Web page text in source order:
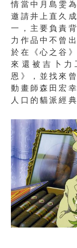
情當中月島雯
邀請井上直久
一，主要負責
力作品中不曾
於在《心之谷
來還被吉卜力
恩》，並找來
動畫師森田宏
人口的貓派經